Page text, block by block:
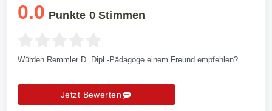
0.0 Punkte 0Stimmen
Würden Remmler D. Dipl.-Pädagoge einem Freund empfehlen?
Jetzt Bewerten